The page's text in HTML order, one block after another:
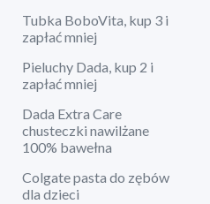
Tubka BoboVita, kup 3 i
zapłać mniej
Pieluchy Dada, kup 2 i
zapłać mniej
Dada Extra Care
chusteczki nawilżane
100% bawełna
Colgate pasta do zębów
dla dzieci